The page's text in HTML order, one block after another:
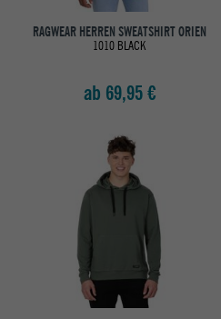
RAGWEAR HERREN SWEATSHIRT ORIEN
1010 BLACK
ab 69,95 €